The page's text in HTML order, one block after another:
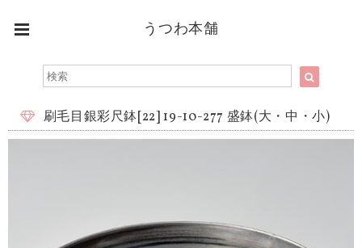
うつわ本舗
刷毛目銀彩尺鉢[22] 19-10-277 盛鉢(大・中・小)